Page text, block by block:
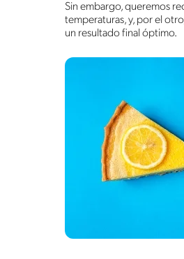
Sin embargo, queremos
temperaturas, y, por el
un resultado final óptimo.